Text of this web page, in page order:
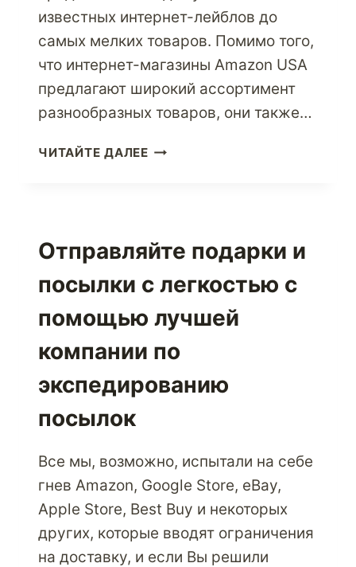
известных интернет-лейблов до
самых мелких товаров. Помимо того,
что интернет-магазины Amazon USA
предлагают широкий ассортимент
разнообразных товаров, они также…
ЧИТАЙТЕ ДАЛЕЕПОЛУЧИТЕ
КЛИЕНТООРИЕНТИРОВАННОМ
ИНТЕРНЕТ-
МАГАЗИНЕ
В
И
ОТПРАВЛЯЙТЕ
ТОВАРЫ
PARCELBOUND
Отправляйте подарки и
посылки с легкостью с
помощью лучшей
компании по
экспедированию
посылок
Все мы, возможно, испытали на себе
гнев Amazon, Google Store, eBay,
Apple Store, Best Buy и некоторых
других, которые вводят ограничения
на доставку, и если Вы решили